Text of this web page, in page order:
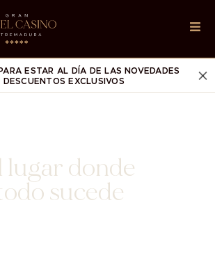
ESTAR AL DÍA DE LAS NOVEDADES
DESCUENTOS EXCLUSIVOS
lugar donde
sucede